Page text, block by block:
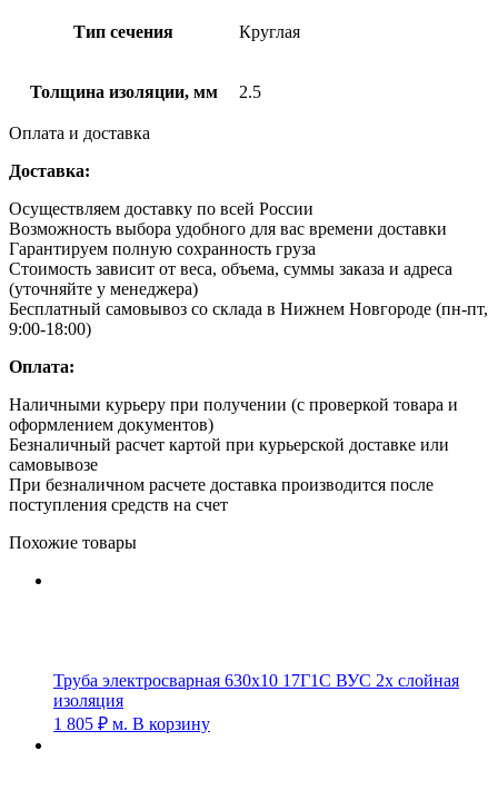
Тип сечения Круглая
Толщина изоляции, мм 2.5
Оплата и доставка
Доставка:
Осуществляем доставку по всей России
Возможность выбора удобного для вас времени доставки
Гарантируем полную сохранность груза
Стоимость зависит от веса, объема, суммы заказа и адреса
(уточняйте у менеджера)
Бесплатный самовывоз со склада в Нижнем Новгороде (пн-пт,
9:00-18:00)
Оплата:
Наличными курьеру при получении (с проверкой товара и
оформлением документов)
Безналичный расчет картой при курьерской доставке или
самовывозе
При безналичном расчете доставка производится после
поступления средств на счет
Похожие товары
Труба электросварная 630х10 17Г1С ВУС 2х слойная
изоляция
1 805 ₽ м. В корзину